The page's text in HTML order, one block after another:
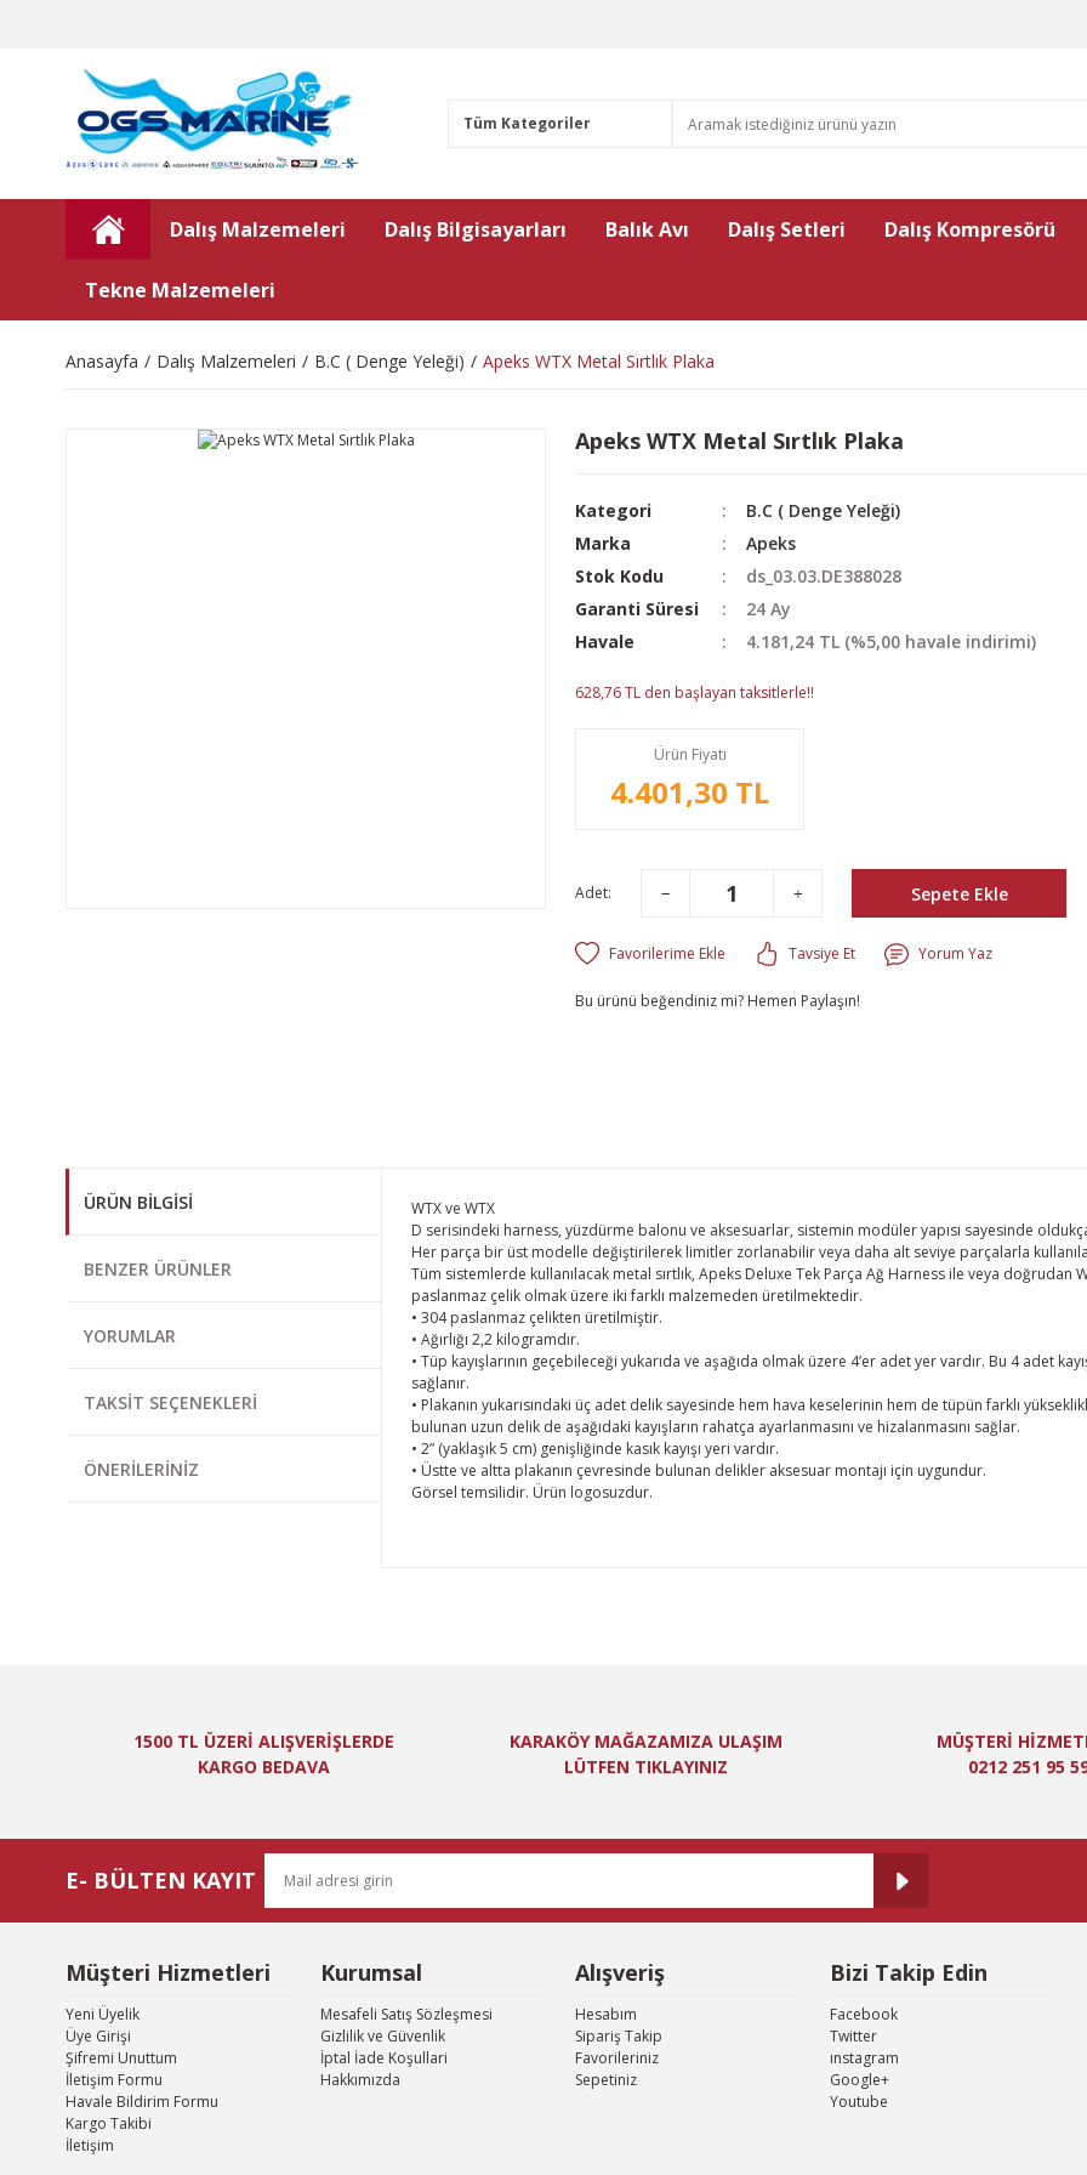
Dalış Malzemeleri Dalış Bilgisayarları Balık Avı Dalış Setleri Dalış Kompresörü
Tekne Malzemeleri
Anasayfa Dalış Malzemeleri B.C ( Denge Yeleği) Apeks WTX Metal Sırtlık Plaka
Apeks WTX Metal Sırtlık Plaka
Kategori
B.C ( Denge Yeleği)
Marka
Apeks
Stok Kodu
ds_03.03.DE388028
Garanti Süresi
24 Ay
Havale
4.181,24 TL (%5,00 havale indirimi)
628,76 TL den başlayan taksitlerle!!
Ürün Fiyatı
4.401,30 TL
Adet: Sepete Ekle
Tavsiye Et Yorum Yaz
Bu ürünü beğendiniz mi? Hemen Paylaşın!
ÜRÜN BILGISI
BENZER ÜRÜNLER
YORUMLAR
TAKSIT SEÇENEKLERI
ÖNERILERINIZ
WTX ve WTX
D serisindeki harness, yüzdürme balonu ve aksesuarlar, sistemin modüler yapısı sayesinde
Her parça bir üst modelle değiştirilerek limitler zorlanabilir veya daha alt seviye parçalarla
Tüm sistemlerde kullanılacak metal sırtlık, Apeks Deluxe Tek Parça Ağ Harness ile veya doğrudan
paslanmaz çelik olmak üzere iki farklı malzemeden üretilmektedir.
• 304 paslanmaz çelikten üretilmiştir.
• Ağırlığı 2,2 kilogramdır.
• Tüp kayışlarının geçebileceği yukarıda ve aşağıda olmak üzere 4’er adet yer vardır. Bu 4 adet
sağlanır.
• Plakanın yukarısındaki üç adet delik sayesinde hem hava keselerinin hem de tüpün farklı
bulunan uzun delik de aşağıdaki kayışların rahatça ayarlanmasını ve hizalanmasını sağlar.
• 2” (yaklaşık 5 cm) genişliğinde kasık kayışı yeri vardır.
• Üstte ve altta plakanın çevresinde bulunan delikler aksesuar montajı için uygundur.
Görsel temsilidir. Ürün logosuzdur.
Ürün bilgilerinde hatalar bulunuyor.
1500 TL ÜZERİ ALIŞVERİŞLERDE
KARGO BEDAVA
KARAKÖY MAĞAZAMIZA ULAŞIM
LÜTFEN TIKLAYINIZ
MÜŞTERİ
0212 251 95
E- BÜLTEN KAYIT
Müşteri Hizmetleri
Yeni Üyelik
Üye Girişi
Şifremi Unuttum
İletişim Formu
Havale Bildirim Formu
Kargo Takibi
İletişim
Kurumsal
Mesafeli Satış Sözleşmesi
Gizlilik ve Güvenlik
İptal İade Koşullari
Hakkımızda
Alışveriş
Hesabım
Sipariş Takip
Favorileriniz
Sepetiniz
Bizi Takip Edin
Facebook
Twitter
ınstagram
Google+
Youtube